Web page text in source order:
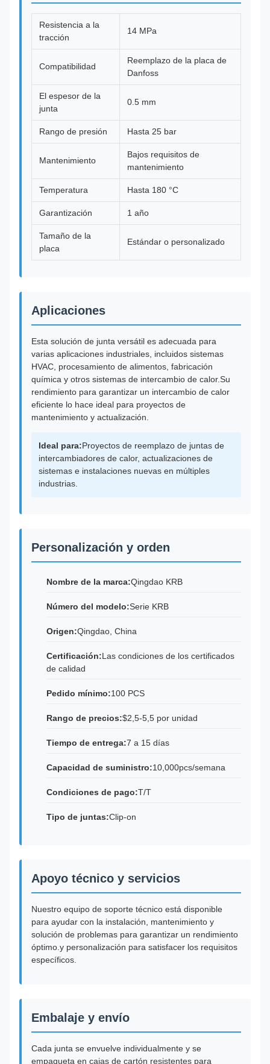
Resistencia a la
tracción
14 MPa
Compatibilidad
Reemplazo de la placa de
Danfoss
El espesor de la
junta
0.5 mm
Rango de presión Hasta 25 bar
Mantenimiento
Bajos requisitos de
mantenimiento
Temperatura Hasta 180 °C
Garantización 1 año
Tamaño de la
placa
Estándar o personalizado
Aplicaciones
Esta solución de junta versátil es adecuada para
varias aplicaciones industriales, incluidos sistemas
HVAC, procesamiento de alimentos, fabricación
química y otros sistemas de intercambio de calor.Su
rendimiento para garantizar un intercambio de calor
eficiente lo hace ideal para proyectos de
mantenimiento y actualización.
Ideal para:Proyectos de reemplazo de juntas de
intercambiadores de calor, actualizaciones de
sistemas e instalaciones nuevas en múltiples
industrias.
Personalización y orden
Nombre de la marca:Qingdao KRB
Número del modelo:Serie KRB
Origen:Qingdao, China
Certificación:Las condiciones de los certificados
de calidad
Pedido mínimo:100 PCS
Rango de precios:$2,5-5,5 por unidad
Tiempo de entrega:7 a 15 días
Capacidad de suministro:10,000pcs/semana
Condiciones de pago:T/T
Tipo de juntas:Clip-on
Apoyo técnico y servicios
Nuestro equipo de soporte técnico está disponible
para ayudar con la instalación, mantenimiento y
solución de problemas para garantizar un rendimiento
óptimo.y personalización para satisfacer los requisitos
específicos.
Embalaje y envío
Cada junta se envuelve individualmente y se
empaqueta en cajas de cartón resistentes para